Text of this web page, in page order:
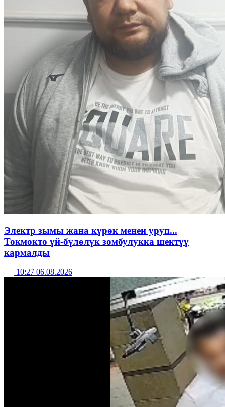
Электр зымы жана күрөк менен уруп...
Токмокто үй-бүлөлүк зомбулукка шектүү
кармалды
10:27 06.08.2026